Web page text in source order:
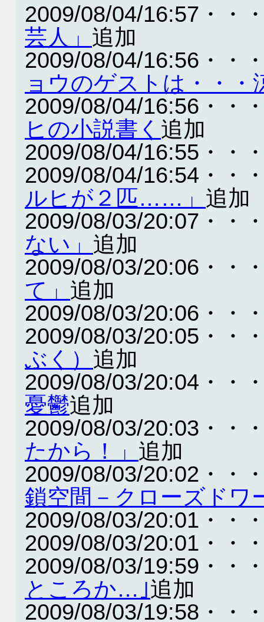
2009/08/04/16:57・・
芸人」 追加
2009/08/04/16:56・・
ョウのゲストは・・・
2009/08/04/16:56・・
ヒの小説書く 追加
2009/08/04/16:55・・
2009/08/04/16:54・・
ルヒが２匹……」 追加
2009/08/03/20:07・・
ない」 追加
2009/08/03/20:06・・
て」 追加
2009/08/03/20:06・・
2009/08/03/20:05・・
ぶく） 追加
2009/08/03/20:04・・
憂鬱追加
2009/08/03/20:03・・
たから！」 追加
2009/08/03/20:02・・
鎖空間－クローズドワ
2009/08/03/20:01・・
2009/08/03/20:01・・
2009/08/03/19:59・・
ところか…｣追加
2009/08/03/19:58・・